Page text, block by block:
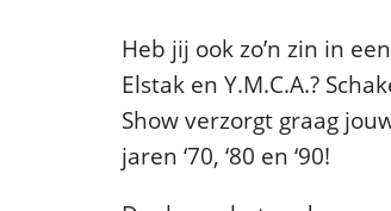
Heb jij ook zo’n zin in
Elstak en Y.M.C.A.?
Show verzorgt graag
jaren ‘70, ‘80 en ‘90!